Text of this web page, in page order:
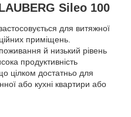
Sileo 100
для витяжної
приміщень.
й низький рівень
продуктивність
цілком достатньо для
або кухні квартири або